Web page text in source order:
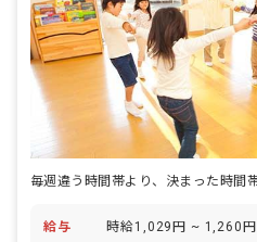
給与 時給1,029円 ~ 1,260円